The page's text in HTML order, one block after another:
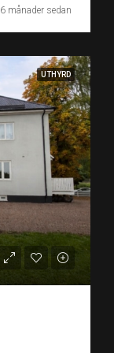
6 månader sedan
UTHYRD